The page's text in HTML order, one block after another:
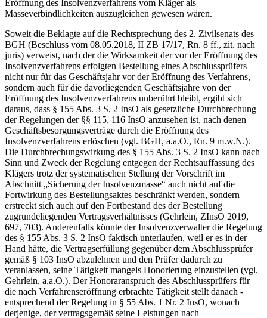
Eröffnung des Insolvenzverfahrens vom Kläger als
Masseverbindlichkeiten auszugleichen gewesen wären.
Soweit die Beklagte auf die Rechtsprechung des 2. Zivilsenats des
BGH (Beschluss vom 08.05.2018, II ZB 17/17, Rn. 8 ff., zit. nach
juris) verweist, nach der die Wirksamkeit der vor der Eröffnung des
Insolvenzverfahrens erfolgten Bestellung eines Abschlussprüfers
nicht nur für das Geschäftsjahr vor der Eröffnung des Verfahrens,
sondern auch für die davorliegenden Geschäftsjahre von der
Eröffnung des Insolvenzverfahrens unberührt bleibt, ergibt sich
daraus, dass § 155 Abs. 3 S. 2 InsO als gesetzliche Durchbrechung
der Regelungen der §§ 115, 116 InsO anzusehen ist, nach denen
Geschäftsbesorgungsverträge durch die Eröffnung des
Insolvenzverfahrens erlöschen (vgl. BGH, a.a.O., Rn. 9 m.w.N.).
Die Durchbrechungswirkung des § 155 Abs. 3 S. 2 InsO kann nach
Sinn und Zweck der Regelung entgegen der Rechtsauffassung des
Klägers trotz der systematischen Stellung der Vorschrift im
Abschnitt „Sicherung der Insolvenzmasse“ auch nicht auf die
Fortwirkung des Bestellungsaktes beschränkt werden, sondern
erstreckt sich auch auf den Fortbestand des der Bestellung
zugrundeliegenden Vertragsverhältnisses (Gehrlein, ZInsO 2019,
697, 703). Anderenfalls könnte der Insolvenzverwalter die Regelung
des § 155 Abs. 3 S. 2 InsO faktisch unterlaufen, weil er es in der
Hand hätte, die Vertragserfüllung gegenüber dem Abschlussprüfer
gemäß § 103 InsO abzulehnen und den Prüfer dadurch zu
veranlassen, seine Tätigkeit mangels Honorierung einzustellen (vgl.
Gehrlein, a.a.O.). Der Honoraranspruch des Abschlussprüfers für
die nach Verfahrenseröffnung erbrachte Tätigkeit stellt danach -
entsprechend der Regelung in § 55 Abs. 1 Nr. 2 InsO, wonach
derjenige, der vertragsgemäß seine Leistungen nach